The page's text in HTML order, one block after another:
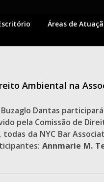
Áreas de
Ambiental na
Dantas
pela Comissão de
da NYC Bar
Annmarie M.